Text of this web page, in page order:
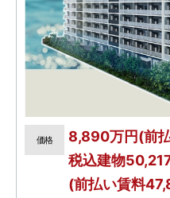
価格
8,890万円(前
税込建物
(前払い賃料